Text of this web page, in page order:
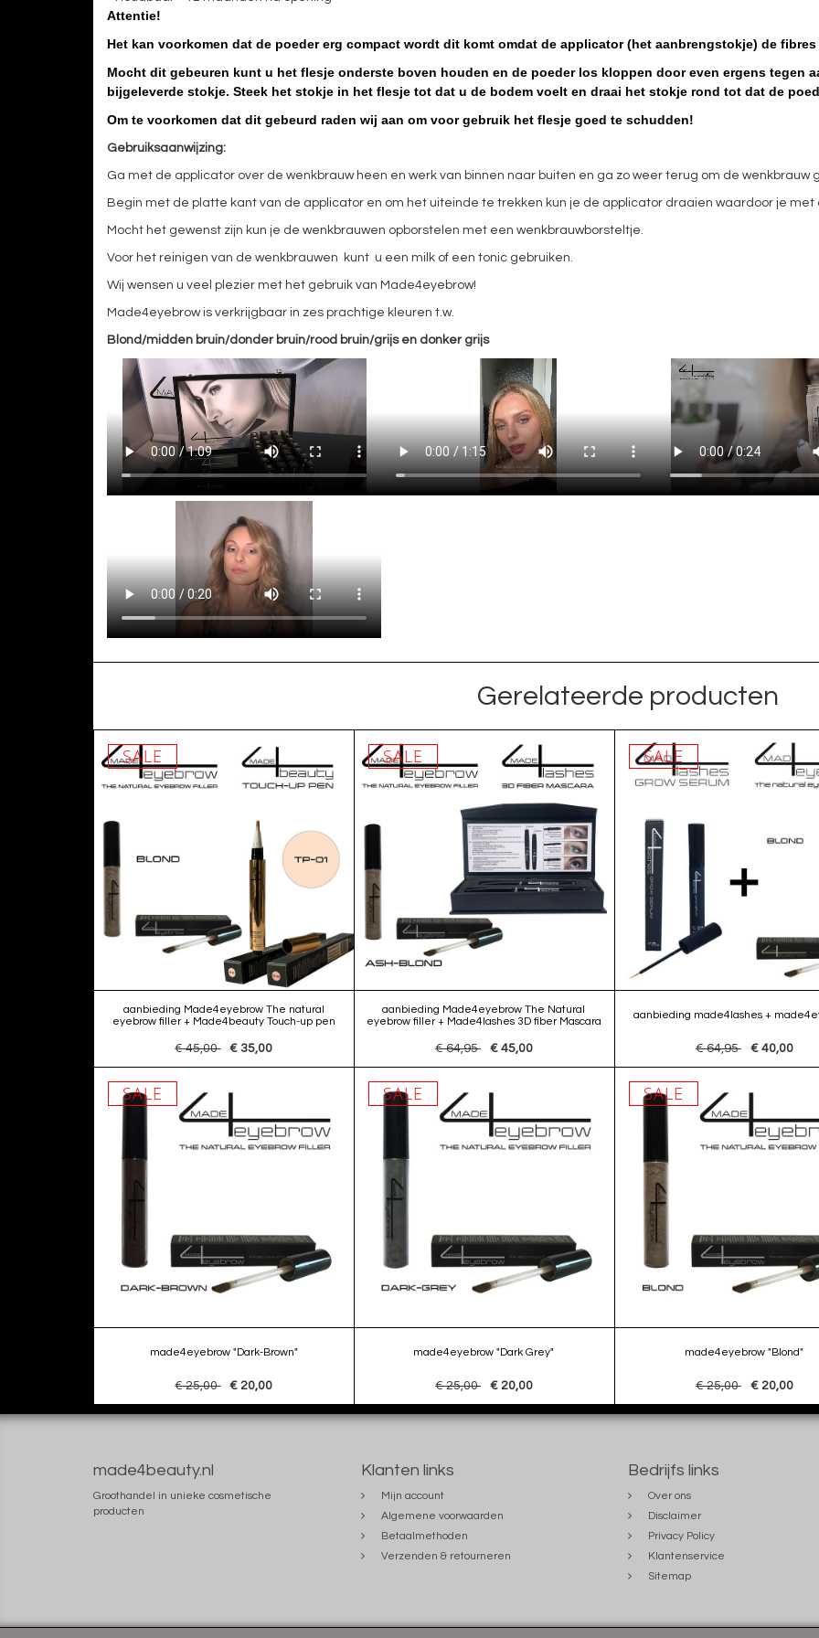
Attentie!
Het kan voorkomen dat de poeder erg compact wordt dit komt omdat de applicator (het aanbrengstokje) de
Mocht dit gebeuren kunt u het flesje onderste boven houden en de poeder los kloppen door even ergens tegen
bijgeleverde stokje. Steek het stokje in het flesje tot dat u de bodem voelt en draai het stokje rond tot dat de
Om te voorkomen dat dit gebeurd raden wij aan om voor gebruik het flesje goed te schudden!
Gebruiksaanwijzing:
Ga met de applicator over de wenkbrauw heen en werk van binnen naar buiten en ga zo weer terug om de wenkbrauw
Begin met de platte kant van de applicator en om het uiteinde te trekken kun je de applicator draaien waardoor je met
Mocht het gewenst zijn kun je de wenkbrauwen opborstelen met een wenkbrauwborsteltje.
Voor het reinigen van de wenkbrauwen kunt u een milk of een tonic gebruiken.
Wij wensen u veel plezier met het gebruik van Made4eyebrow!
Made4eyebrow is verkrijgbaar in zes prachtige kleuren t.w.
Blond/midden bruin/donder bruin/rood bruin/grijs en donker grijs
Gerelateerde producten
SALE
aanbieding Made4eyebrow The natural
eyebrow filler + Made4beauty Touch-up pen
€ 45,00 € 35,00
SALE
aanbieding Made4eyebrow The Natural
eyebrow filler + Made4lashes 3D fiber Mascara
€ 64,95 € 45,00
SALE
aanbieding made4lashes +
€ 64,95 € 40,00
SALE
made4eyebrow "Dark-Brown"
€ 25,00 € 20,00
SALE
made4eyebrow "Dark Grey"
€ 25,00 € 20,00
SALE
made4eyebrow "Blond"
€ 25,00 € 20,00
made4beauty.nl
Groothandel in unieke cosmetische
producten
Klanten links
Mijn account
Algemene voorwaarden
Betaalmethoden
Verzenden & retourneren
Bedrijfs links
Over ons
Disclaimer
Privacy Policy
Klantenservice
Sitemap